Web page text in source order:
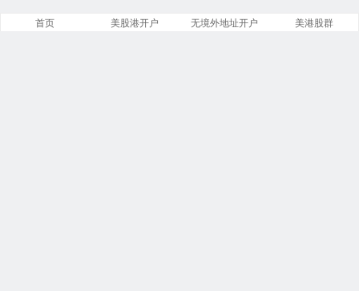
首页 美股港开户 无境外地址开户 美港股群